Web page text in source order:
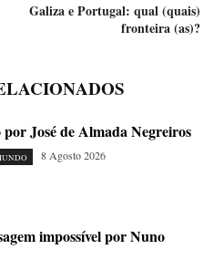
Galiza e Portugal: qual (quais)
fronteira (as)?
José de Almada Negreiros
8 Agosto 2026
impossível por Nuno